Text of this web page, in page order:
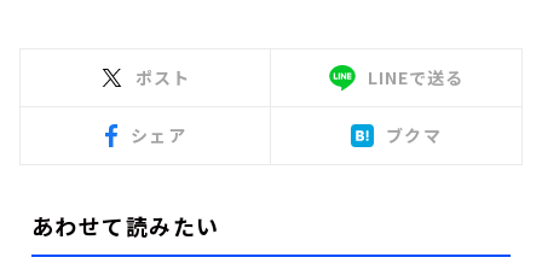
ポスト LINEで送る
シェア ブクマ
あわせて読みたい